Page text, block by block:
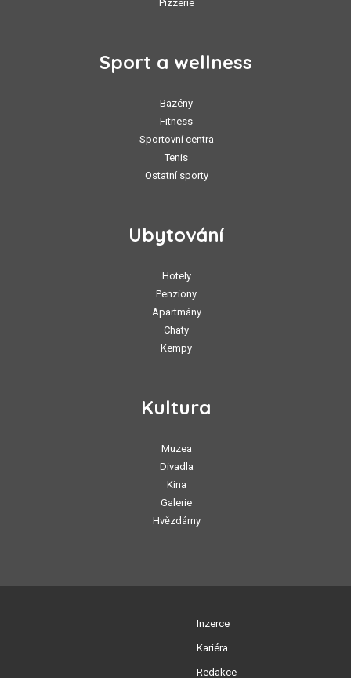
Pizzerie
Sport a wellness
Bazény
Fitness
Sportovní centra
Tenis
Ostatní sporty
Ubytování
Hotely
Penziony
Apartmány
Chaty
Kempy
Kultura
Muzea
Divadla
Kina
Galerie
Hvězdárny
Inzerce
Kariéra
Redakce